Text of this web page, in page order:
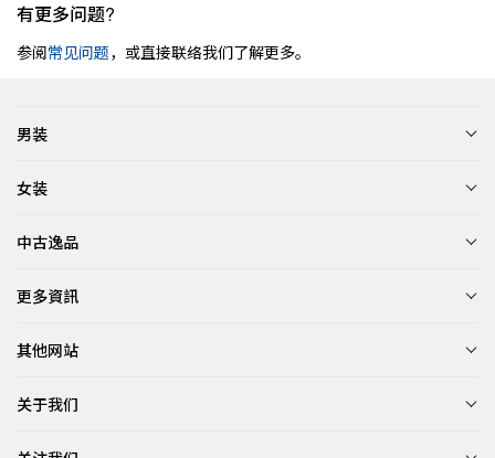
有更多问题?
参阅常见问题，或直接联络我们了解更多。
男装
女装
中古逸品
更多資訊
其他网站
关于我们